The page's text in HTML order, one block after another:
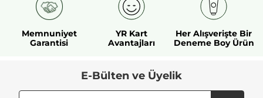
Memnuniyet
Garantisi
YR Kart
Avantajları
Her Alışverişte Bir
Deneme Boy Ürün
E-Bülten ve Üyelik